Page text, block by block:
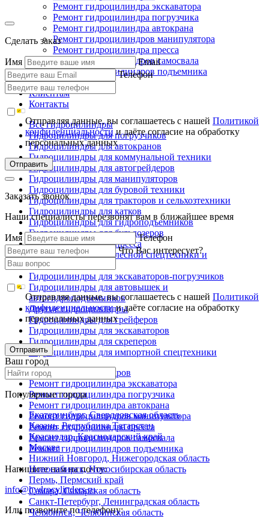
Ремонт гидроцилиндра экскаватора
Ремонт гидроцилиндра погрузчика
Ремонт гидроцилиндра автокрана
Ремонт гидроцилиндров манипулятора
Ремонт гидроцилиндра пресса
Ремонт гидроцилиндров самосвала
Ремонт гидроцилиндров подъемника
Производство
Клиентам
Контакты
Все гидроцилиндры
Гидроцилиндры для погрузчиков
Гидроцилиндры для автокранов
Гидроцилиндры для коммунальной техники
Гидроцилиндры для автогрейдеров
Гидроцилиндры для манипуляторов
Гидроцилиндры для буровой техники
Гидроцилиндры для тракторов и сельхозтехники
Гидроцилиндры для катков
Гидроцилиндры для гидроподъемников
Гидроцилиндры для бульдозеров
Гидроцилиндры для пресса
Гидроцилиндры для лесной спецтехники и
металловозов
Гидроцилиндры для экскаваторов-погрузчиков
Гидроцилиндры для автовышек и
автогидроподъемников
Другие гидроцилиндры
Гидроцилиндры для грейферов
Гидроцилиндры для экскаваторов
Гидроцилиндры для скреперов
Гидроцилиндры для импортной спецтехники
Ремонт гидроцилиндров
Ремонт гидроцилиндра экскаватора
Ремонт гидроцилиндра погрузчика
Ремонт гидроцилиндра автокрана
Ремонт гидроцилиндров манипулятора
Ремонт гидроцилиндра пресса
Ремонт гидроцилиндров самосвала
Ремонт гидроцилиндров подъемника
Напишите нам на почту:
info@hydrocylinders.ru
Или позвоните по телефону:
Сделать заказ
Имя
Email
Телефон
Отправляя данные, вы соглашаетесь с нашейПолитикой
конфиденциальностии даёте согласие на обработку
персональных данных
Отправить
Заказать звонок
Наши специалисты перезвонят вам в ближайшее время
Имя
Телефон
Что Вас интересует?
Отправляя данные, вы соглашаетесь с нашейПолитикой
конфиденциальностии даёте согласие на обработку
персональных данных
Отправить
Ваш город
Популярные города
Екатеринбург, Свердловская область
Казань, Республика Татарстан
Краснодар, Краснодарский край
Москва
Нижний Новгород, Нижегородская область
Новосибирск, Новосибирская область
Пермь, Пермский край
Самара, Самарская область
Санкт-Петербург, Ленинградская область
Челябинск, Челябинская область